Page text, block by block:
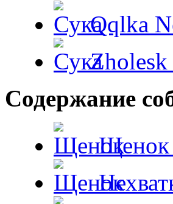
Qqlka
Zholesk
Содержание
Щенок